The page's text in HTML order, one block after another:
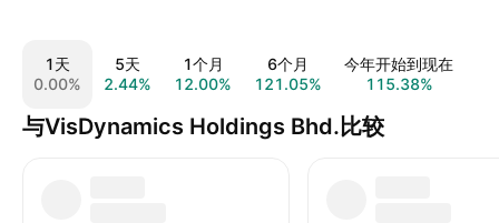
1天
0.00%
5天
2.44%
1个月
12.00%
6个月
121.05%
今年开始到现在
115.38%
与VisDynamics Holdings Bhd.比较